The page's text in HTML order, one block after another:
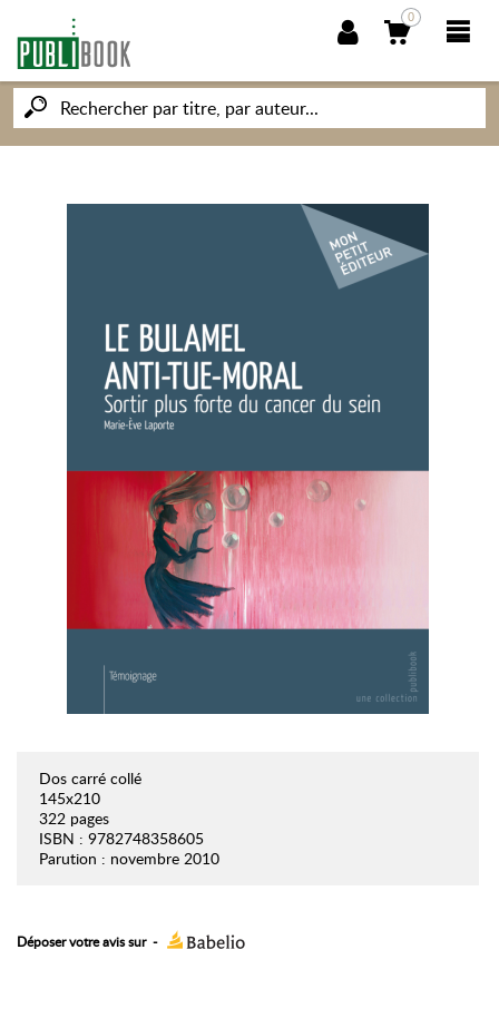
0
NOUVEAUTÉS
PUBLIBOOK
SOCIÉTÉ DES ÉCRIVAINS
CONNAISSANCES ET SAVOIRS
MON PETIT ÉDITEUR
Dos carré collé
145x210
322 pages
ISBN : 9782748358605
Parution : novembre 2010
Déposer votre avis sur -